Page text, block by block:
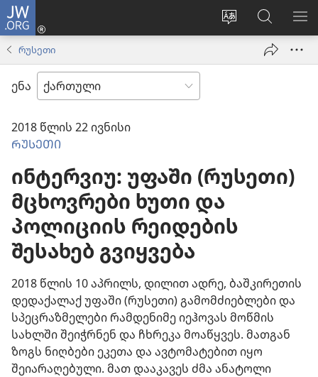
JW.ORG
ვებსაიტის
შეცვლა
შესვლა
(გაიხსნება
ფანჯარა)
ძებნა
JW.ORG
რუსეთი
ენა
2018 წლის 22 ივნისი
ᲠᲣᲡᲔᲗᲘ
ინტერვიუ: უფაში (რუსეთი)
მცხოვრები ხუთი და
პოლიციის რეიდების
შესახებ გვიყვება
2018 წლის 10 აპრილს, დილით ადრე, ბაშკირეთის
დედაქალაქ უფაში (რუსეთი) გამომძიებლები და
სპეცრაზმელები რამდენიმე იეჰოვას მოწმის
სახლში შეიჭრნენ და ჩხრეკა მოაწყვეს. მათგან
ზოგს ნიღბები ეკეთა და ავტომატებით იყო
შეიარაღებული. მათ დააკავეს ძმა ანატოლი